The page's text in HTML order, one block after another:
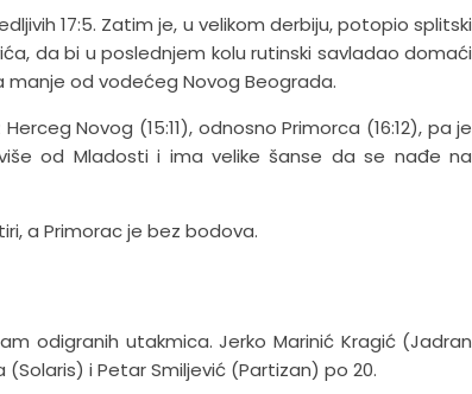
17:5. Zatim je, u velikom derbiju, potopio splitski
da bi u poslednjem kolu rutinski savladao domaći
manje od vodećeg Novog Beograda.
Novog (15:11), odnosno Primorca (16:12), pa je
od Mladosti i ima velike šanse da se nađe na
a Primorac je bez bodova.
odigranih utakmica. Jerko Marinić Kragić (Jadran
(Solaris) i Petar Smiljević (Partizan) po 20.